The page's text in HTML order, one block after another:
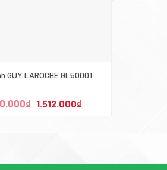
GUY LAROCHE GL50001
₫ Giá
gốc
1.512.000₫Giá
hiện